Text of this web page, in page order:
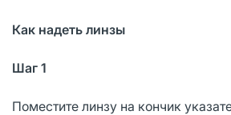
Как надеть линзы
Шаг 1
Поместите линзу на кончик